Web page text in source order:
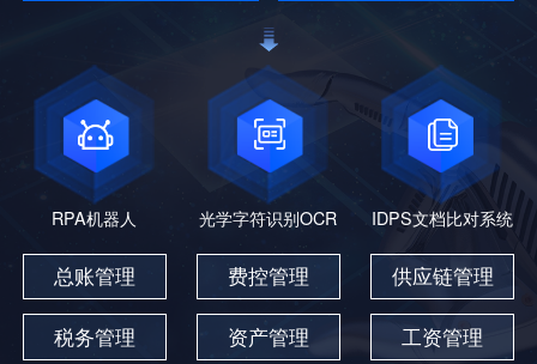
RPA机器人 光学字符识别OCR IDPS文档比对系统
总账管理 费控管理 供应链管理
税务管理 资产管理 工资管理